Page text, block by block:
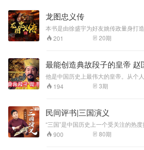
下擂台，向天下寻
找有才之人出任。
狄龙前往擂台途中
过杨家，大闹天波
杨府，打倒上下马
管，得罪杨家。杨
金花， 杨排风前往
校军场比武，由包
大人范大人作保打
败狄青，夺得帅
被狄青追赶，途遇
狄青二公子狄昭，
狄祥，杨金华枪挑
狄昭，后遭遇杨牌
无生的境地。神秘
的昆仑山，失传已
久的秘术，放有太
师椅的封门村……
龙图忠义传
本书是由徐盛宇为好友姚传政量身打造
书，而故事情节又独立成章。本书结构
情跌宕起伏，精彩纷呈，听众即能享受
201 20期
最能创造典故段子的皇帝 赵
他是中国历史上最伟大的皇帝。从个人
结束了五代十国的残暴战乱,开创了一
的盛世。尤其是经济的发达程度,民众
帝，政治生命只有28年，但是他却创
又一个的典故段子，有的脍炙人口，有
古之谜……
194 3期
民间评书|三国演义
“三国”是中国历史上一个受关注的热度
时代，历代或诗词予以歌咏，或戏曲、
爱憎，或民间口耳广为传颂。这一时期
900 80期